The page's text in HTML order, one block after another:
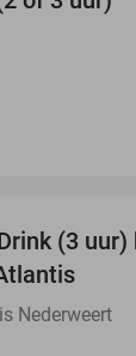
(3 uur)
Nederweert